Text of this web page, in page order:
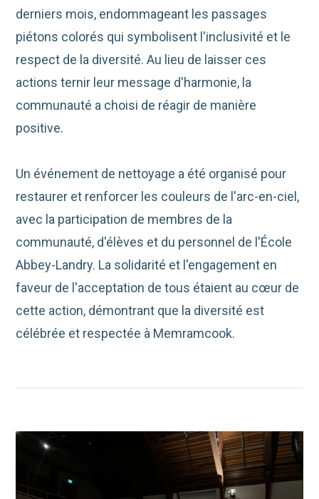
derniers mois, endommageant les passages
piétons colorés qui symbolisent l'inclusivité et le
respect de la diversité. Au lieu de laisser ces
actions ternir leur message d'harmonie, la
communauté a choisi de réagir de manière
positive.
Un événement de nettoyage a été organisé pour
restaurer et renforcer les couleurs de l'arc-en-ciel,
avec la participation de membres de la
communauté, d'élèves et du personnel de l'École
Abbey-Landry. La solidarité et l'engagement en
faveur de l'acceptation de tous étaient au cœur de
cette action, démontrant que la diversité est
célébrée et respectée à Memramcook.